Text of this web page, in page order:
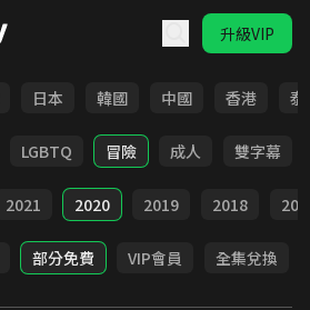
升級VIP
日本 韓國 中國 香港 泰
LGBTQ 冒險 成人 雙字幕
2021 2020 2019 2018
部分免費 VIP會員 全集兌換